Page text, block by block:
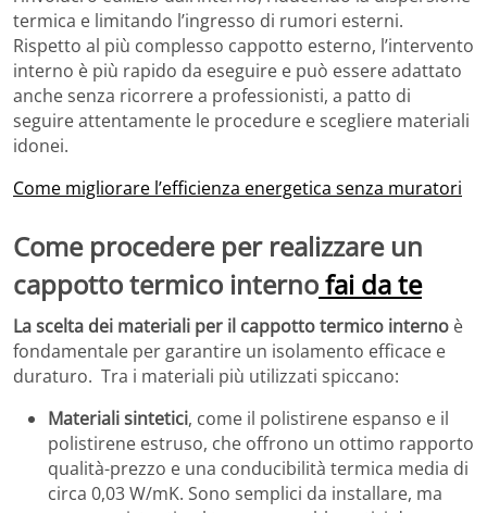
termica e limitando l’ingresso di rumori esterni.
Rispetto al più complesso cappotto esterno, l’intervento
interno è più rapido da eseguire e può essere adattato
anche senza ricorrere a professionisti, a patto di
seguire attentamente le procedure e scegliere materiali
idonei.
Come migliorare l’efficienza energetica senza muratori
Come procedere per realizzare un
cappotto termico internofai da te
La scelta dei materiali per il cappotto termico interno è
fondamentale per garantire un isolamento efficace e
duraturo. Tra i materiali più utilizzati spiccano:
Materiali sintetici, come il polistirene espanso e il
polistirene estruso, che offrono un ottimo rapporto
qualità-prezzo e una conducibilità termica media di
circa 0,03 W/mK. Sono semplici da installare, ma